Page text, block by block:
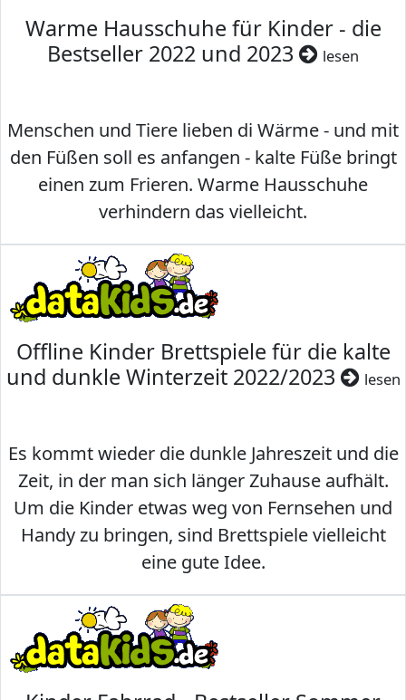
Warme Hausschuhe für Kinder - die
Bestseller 2022 und 2023
lesen
Menschen und Tiere lieben di Wärme - und mit
den Füßen soll es anfangen - kalte Füße bringt
einen zum Frieren. Warme Hausschuhe
verhindern das vielleicht.
Offline Kinder Brettspiele für die kalte
und dunkle Winterzeit 2022/2023
lesen
Es kommt wieder die dunkle Jahreszeit und die
Zeit, in der man sich länger Zuhause aufhält.
Um die Kinder etwas weg von Fernsehen und
Handy zu bringen, sind Brettspiele vielleicht
eine gute Idee.